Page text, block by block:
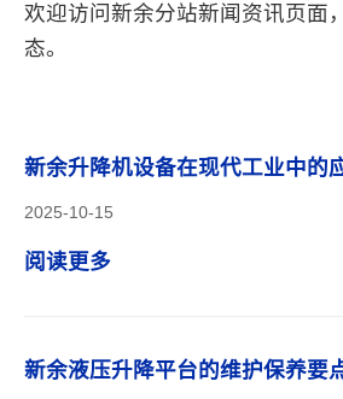
欢迎访问新余分站新闻资讯页面
态。
新余升降机设备在现代工业中的
2025-10-15
阅读更多
新余液压升降平台的维护保养要